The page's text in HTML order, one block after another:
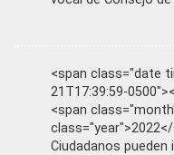
<span class="date
21T17:39:59-
<span
Ciudadanos